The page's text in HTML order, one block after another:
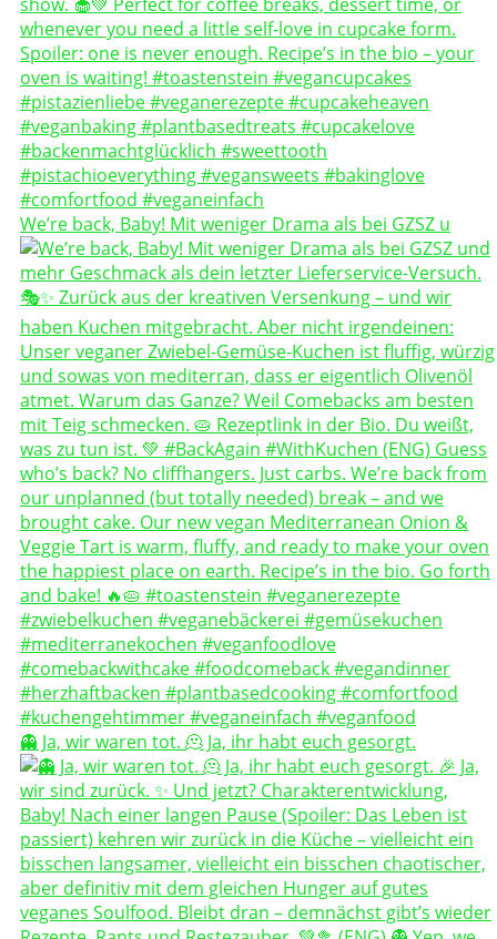
We’re back, Baby! Mit weniger Drama als bei GZSZ u
👻 Ja, wir waren tot. 🫠 Ja, ihr habt euch gesorgt.